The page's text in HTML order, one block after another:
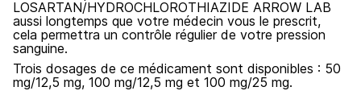
LOSARTAN/HYDROCHLOROTHIAZIDE ARROW LAB
aussi longtemps que votre médecin vous le prescrit,
cela permettra un contrôle régulier de votre pression
sanguine.
Trois dosages de ce médicament sont disponibles : 50
mg/12,5 mg, 100 mg/12,5 mg et 100 mg/25 mg.